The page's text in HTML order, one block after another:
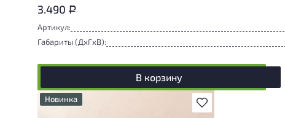
3.490 Р
Артикул:
Габариты (ДxГxВ):
В корзину
В избранное
Новинка